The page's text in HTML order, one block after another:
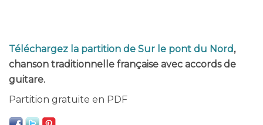
Téléchargez la partition de Sur le pont du Nord,
chanson traditionnelle française avec accords de
guitare.
Partition gratuite en PDF